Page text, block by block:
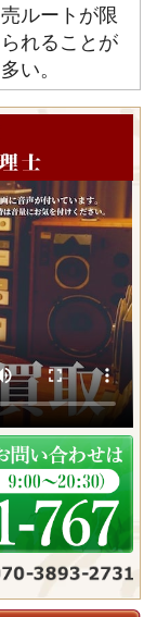
売ルートが限
られることが
多い。